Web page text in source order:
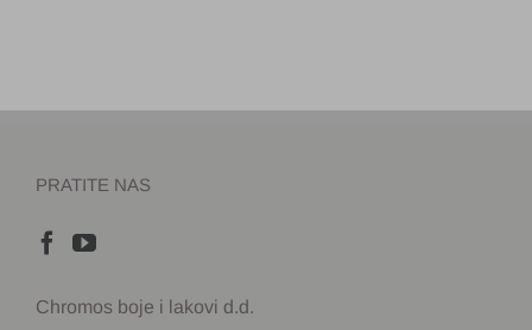
PRATITE NAS
Chromos boje i lakovi d.d.